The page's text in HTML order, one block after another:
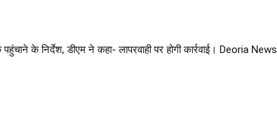
के निर्देश, डीएम ने कहा- लापरवाही पर होगी कार्रवाई। Deoria News